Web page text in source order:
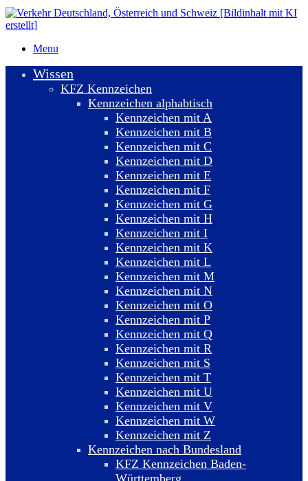
Menu
Wissen
KFZ Kennzeichen
Kennzeichen alphabtisch
Kennzeichen mit A
Kennzeichen mit B
Kennzeichen mit C
Kennzeichen mit D
Kennzeichen mit E
Kennzeichen mit F
Kennzeichen mit G
Kennzeichen mit H
Kennzeichen mit I
Kennzeichen mit K
Kennzeichen mit L
Kennzeichen mit M
Kennzeichen mit N
Kennzeichen mit O
Kennzeichen mit P
Kennzeichen mit Q
Kennzeichen mit R
Kennzeichen mit S
Kennzeichen mit T
Kennzeichen mit U
Kennzeichen mit V
Kennzeichen mit W
Kennzeichen mit Z
Kennzeichen nach Bundesland
KFZ Kennzeichen Baden-
Württemberg